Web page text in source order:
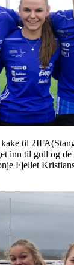
til
inn til gull og
Fjellet